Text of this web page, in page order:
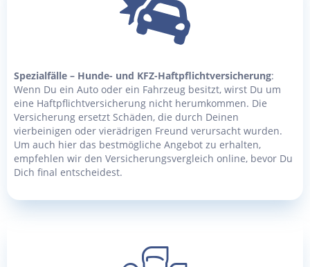
Spezialfälle – Hunde- und KFZ-Haftpflichtversicherung:
Wenn Du ein Auto oder ein Fahrzeug besitzt, wirst Du um
eine Haftpflichtversicherung nicht herumkommen. Die
Versicherung ersetzt Schäden, die durch Deinen
vierbeinigen oder vierädrigen Freund verursacht wurden.
Um auch hier das bestmögliche Angebot zu erhalten,
empfehlen wir den Versicherungsvergleich online, bevor Du
Dich final entscheidest.